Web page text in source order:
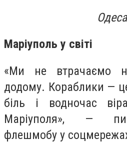
Одеса
Маріуполь у світі
«Ми не втрачаємо
додому. Кораблики —
біль і водночас
Маріуполя», —
флешмобу у